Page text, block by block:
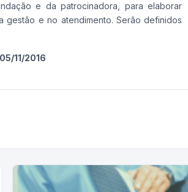
e da patrocinadora, para elaborar
e no atendimento. Serão definidos
11/2016